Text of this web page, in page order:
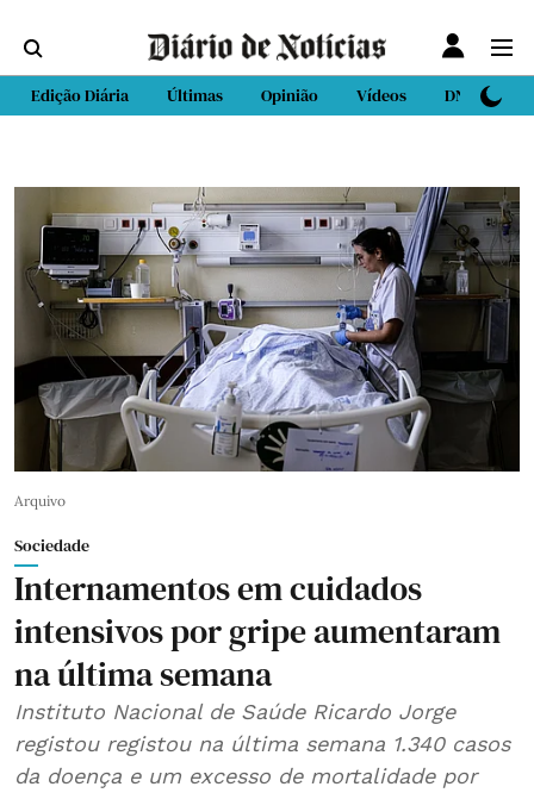
Edição Diária Últimas Opinião Vídeos DN Sport
Arquivo
Sociedade
Internamentos em cuidados
intensivos por gripe aumentaram
na última semana
Instituto Nacional de Saúde Ricardo Jorge
registou registou na última semana 1.340 casos
da doença e um excesso de mortalidade por